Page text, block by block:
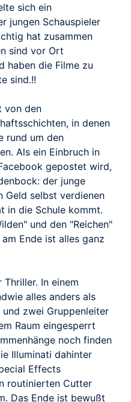
sich ein
jungen Schauspieler
hat zusammen
sind vor Ort
haben die Filme zu
sind.!!
von den
in denen
rund um den
Als ein Einbruch in
gepostet wird,
der junge
Geld selbst verdienen
in die Schule kommt.
und den "Reichen"
Ende ist alles ganz
In einem
alles anders als
und zwei Gruppenleiter
Raum eingesperrt
noch finden
Illuminati dahinter
Effects
routinierten Cutter
Das Ende ist bewußt